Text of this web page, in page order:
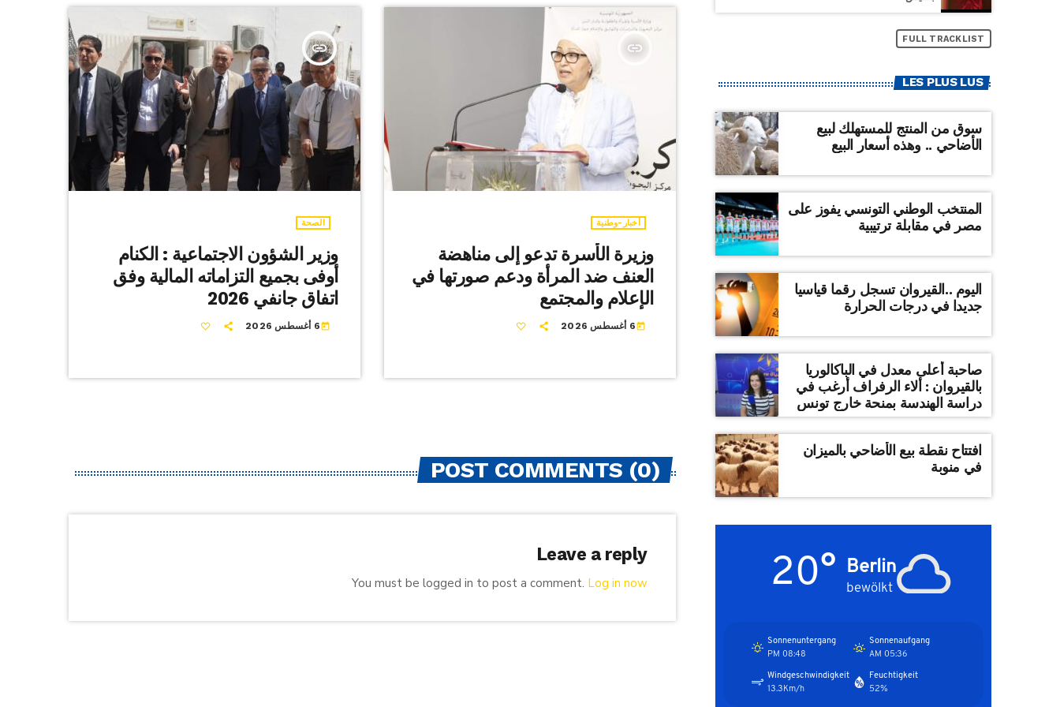
insert_link
الصحة
وزير الشؤون الاجتماعية : الكنام
أوفى بجميع التزاماته المالية وفق
اتفاق جانفي 2026
today 6 أغسطس 2026
insert_link
أخبار-وطنية
وزيرة الأسرة تدعو إلى مناهضة
العنف ضد المرأة ودعم صورتها في
الإعلام والمجتمع
today 6 أغسطس 2026
POST COMMENTS (0)
Leave a reply
You must be logged in to post a comment. Log in now
FULL TRACKLIST
LES PLUS LUS
سوق من المنتج للمستهلك لبيع
الأضاحي .. وهذه أسعار البيع
المنتخب الوطني التونسي يفوز على
مصر في مقابلة ترتيبية
اليوم ..القيروان تسجل رقما قياسيا
جديدا في درجات الحرارة
صاحبة أعلى معدل في الباكالوريا
بالقيروان : ألاء الرفراف أرغب في
دراسة الهندسة بمنحة خارج تونس
افتتاح نقطة بيع الأضاحي بالميزان
في منوبة
Berlin
bewölkt
20°
Sonnenaufgang
05:36 AM
Sonnenuntergang
08:48 PM
Feuchtigkeit
52%
Windgeschwindigkeit
13.3Km/h